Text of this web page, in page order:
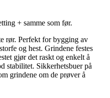
+ samme som før.
rør. Perfekt for bygging av
og hest. Grindene festes
gjør det raskt og enkelt å
stabilitet. Sikkerhetsbuer på
grindene om de prøver å